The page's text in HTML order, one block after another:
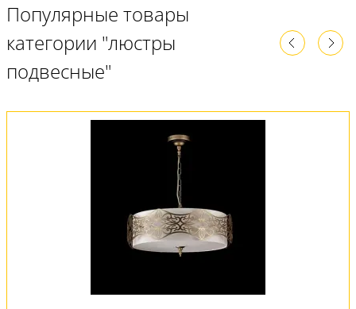
Популярные товары
категории "люстры
подвесные"